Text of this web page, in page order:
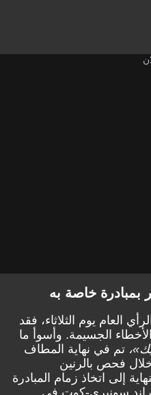
بمبادرة خاصة به
العام يوم الثلاثاء، فقد
الجسيمة. وأسوأ ما
تم في نهاية المطاف
فحص بالرنين
إلى اتخاذ زمام المبادرة